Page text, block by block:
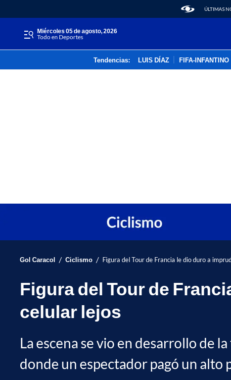
ÚLTIMAS
miércoles 05 de agosto, 2026
Todo en Deportes
Tendencias: LUIS DÍAZ FIFA-INFANTINO
Gol Caracol / Ciclismo / Figura del Tour de Francia le dio duro a
Figura del Tour de
celular lejos
La escena se vio en desarrollo de
donde un espectador pagó un